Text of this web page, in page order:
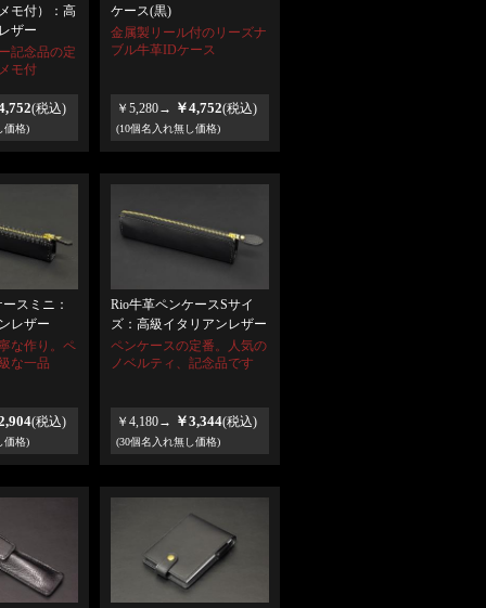
モ付）：高
ザー
記念品の定
モ付
(税込)
価格)
ケース(黒)
金属製リール付のリーズナ
ブル牛革IDケース
￥5,280→ ￥4,752(税込)
(10個名入れ無し価格)
スミニ：
レザー
な作り。ペ
な一品
(税込)
価格)
Rio牛革ペンケースSサイ
ズ：高級イタリアンレザー
ペンケースの定番。人気の
ノベルティ、記念品です
￥4,180→ ￥3,344(税込)
(30個名入れ無し価格)